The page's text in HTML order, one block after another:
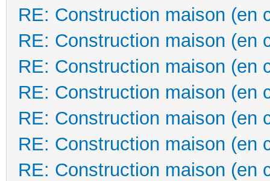
RE: Construction maison (en
RE: Construction maison (en
RE: Construction maison (en
RE: Construction maison (en
RE: Construction maison (en
RE: Construction maison (en
RE: Construction maison (en